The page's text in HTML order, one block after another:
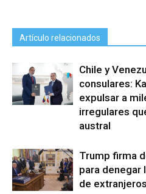
Artículo relacionados
Chile y
consulares:
expulsar a
irregulares
austral
Trump firma
para denegar
de